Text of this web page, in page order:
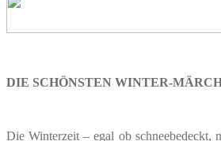
DIE SCHÖNSTEN WINTER-
Die Winterzeit – egal ob schneebedeckt,